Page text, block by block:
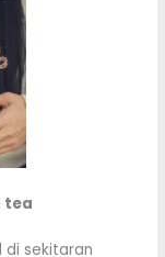
tea
di sekitaran